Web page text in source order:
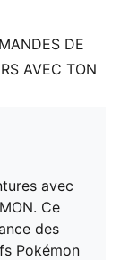
DE
AVEC TON
avec
Ce
des
Pokémon